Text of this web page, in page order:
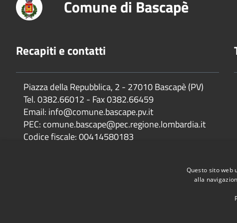
Comune di Bascapè
Recapiti e contatti
Piazza della Repubblica, 2 - 27010 Bascapè (PV)
Tel. 0382.66012 - Fax 0382.66459
Email: info@comune.bascape.pv.it
PEC: comune.bascape@pec.regione.lombardia.it
Codice fiscale: 00414580183
Questo sito web
alla